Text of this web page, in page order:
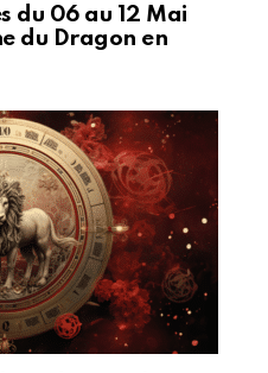
du 06 au 12 Mai
du Dragon en